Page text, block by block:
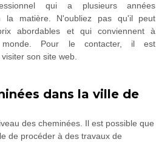
qui a plusieurs années
la matière. N'oubliez pas qu'il peut
abordables et qui conviennent à
monde. Pour le contacter, il est
son site web.
dans la ville de
des cheminées. Il est possible que
de procéder à des travaux de